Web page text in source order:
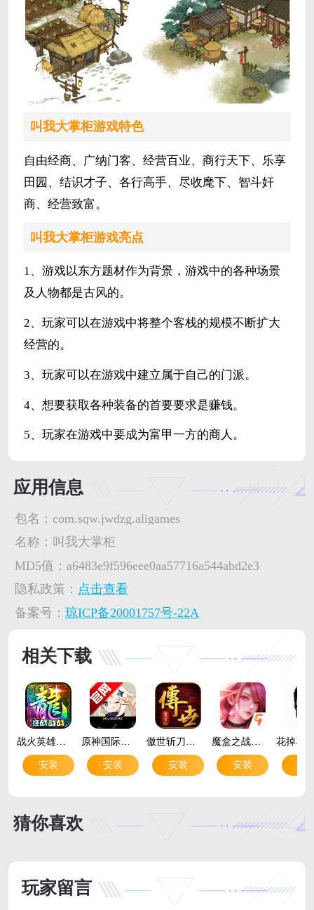
叫我大掌柜游戏特色
自由经商、广纳门客、经营百业、商行天下、乐享
田园、结识才子、各行高手、尽收麾下、智斗奸
商、经营致富。
叫我大掌柜游戏亮点
1、游戏以东方题材作为背景，游戏中的各种场景
及人物都是古风的。
2、玩家可以在游戏中将整个客栈的规模不断扩大
经营的。
3、玩家可以在游戏中建立属于自己的门派。
4、想要获取各种装备的首要要求是赚钱。
5、玩家在游戏中要成为富甲一方的商人。
应用信息
包名： com.sqw.jwdzg.aligames
名称： 叫我大掌柜
MD5值： a6483e9f596eee0aa57716a544abd2e3
隐私政策： 点击查看
备案号： 琼ICP备20001757号-22A
相关下载
战火英雄传奇手游最新版v4 安卓版
安装 安装 安装
魔盒之战手游官方版v1.0.2 策略闯关手游
安装
猜你喜欢
玩家留言